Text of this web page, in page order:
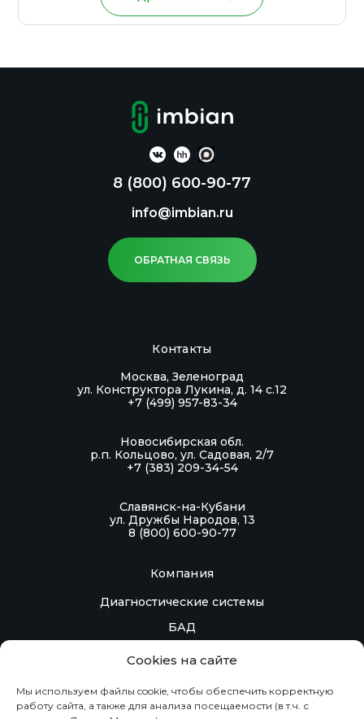
Cookies на сайте
Мы используем файлы cookie, чтобы обеспечить корректную
работу сайта, а также для анализа посещаемости (в т.ч. с
8 (800) 600-90-77
info@imbian.ru
ОБРАТНАЯ СВЯЗЬ
Компания
Диагностические системы
БАД
Контакты
Контакты
Москва, Зеленоград
ул. Конструктора Лукина, д. 14 с.12
+7 (499) 957-83-34
Новосибирская обл.
р.п. Кольцово, ул. Садовая, 2/7
+7 (383) 209-34-54
Славянск-на-Кубани
ул. Дружбы Народов, 13
8 (800) 600-90-77